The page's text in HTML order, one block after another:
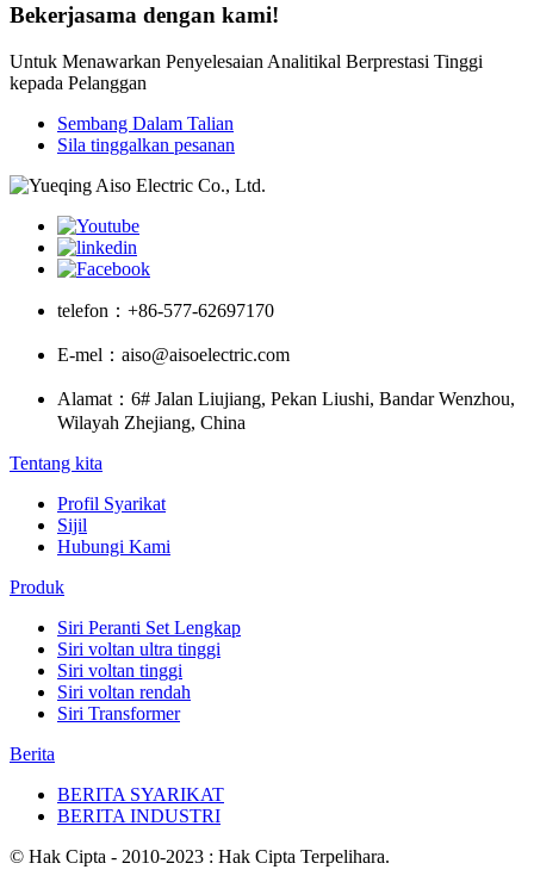
Bekerjasama dengan kami!
Untuk Menawarkan Penyelesaian Analitikal Berprestasi Tinggi
kepada Pelanggan
Sembang Dalam Talian
Sila tinggalkan pesanan
telefon： +86-577-62697170
E-mel： aiso@aisoelectric.com
Alamat： 6# Jalan Liujiang, Pekan Liushi, Bandar Wenzhou,
Wilayah Zhejiang, China
Tentang kita
Profil Syarikat
Sijil
Hubungi Kami
Produk
Siri Peranti Set Lengkap
Siri voltan ultra tinggi
Siri voltan tinggi
Siri voltan rendah
Siri Transformer
Berita
BERITA SYARIKAT
BERITA INDUSTRI
© Hak Cipta - 2010-2023 : Hak Cipta Terpelihara.